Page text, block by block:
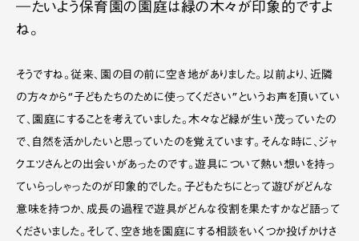
―たいよう保育園の園庭は緑の木々が印象的ですよ
ね。
そうですね。従来、園の目の前に空き地がありました。以前より、近隣
の方々から“子どもたちのために使ってください”というお声を頂いてい
て、園庭にすることを考えていました。木々など緑が生い茂っていたの
で、自然を活かしたいと思っていたのを覚えています。そんな時に、ジャ
クエツさんとの出会いがあったのです。遊具について熱い想いを持っ
ていらっしゃったのが印象的でした。子どもたちにとって遊びがどんな
意味を持つか、成長の過程で遊具がどんな役割を果たすかなど語って
くださいました。そして、空き地を園庭にする相談をいくつか投げかけさ